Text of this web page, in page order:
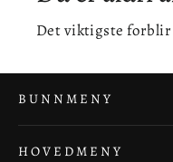
Det viktigste forblir
BUNNMENY
HOVEDMENY